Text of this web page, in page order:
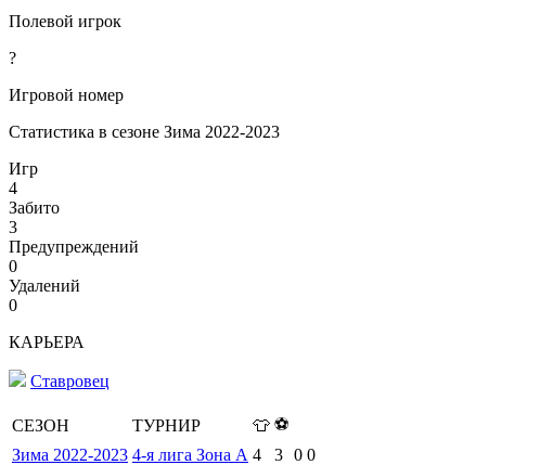
Полевой игрок
?
Игровой номер
Статистика в сезоне Зима 2022-2023
Игр
4
Забито
3
Предупреждений
0
Удалений
0
КАРЬЕРА
Ставровец
СЕЗОН ТУРНИР 👕 ⚽
Зима 2022-2023 4-я лига Зона А 4 3 0 0